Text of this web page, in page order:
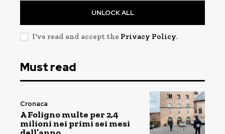
UNLOCK ALL
I've read and accept the Privacy Policy.
Must read
Cronaca
A Foligno multe per 2,4
milioni nei primi sei mesi